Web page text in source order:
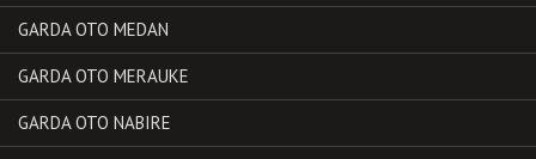
GARDA OTO MEDAN
GARDA OTO MERAUKE
GARDA OTO NABIRE